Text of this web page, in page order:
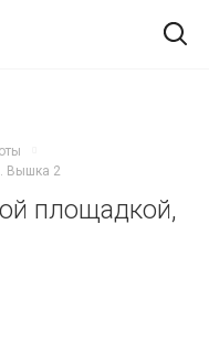
Вышка 2
площадкой,